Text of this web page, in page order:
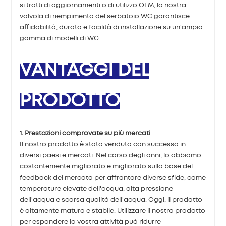
si tratti di aggiornamenti o di utilizzo OEM, la nostra
valvola di riempimento del serbatoio WC garantisce
affidabilità, durata e facilità di installazione su un'ampia
gamma di modelli di WC.
VANTAGGI DEL
PRODOTTO
1. Prestazioni comprovate su più mercati
Il nostro prodotto è stato venduto con successo in
diversi paesi e mercati. Nel corso degli anni, lo abbiamo
costantemente migliorato e migliorato sulla base del
feedback del mercato per affrontare diverse sfide, come
temperature elevate dell'acqua, alta pressione
dell'acqua e scarsa qualità dell'acqua. Oggi, il prodotto
è altamente maturo e stabile. Utilizzare il nostro prodotto
per espandere la vostra attività può ridurre